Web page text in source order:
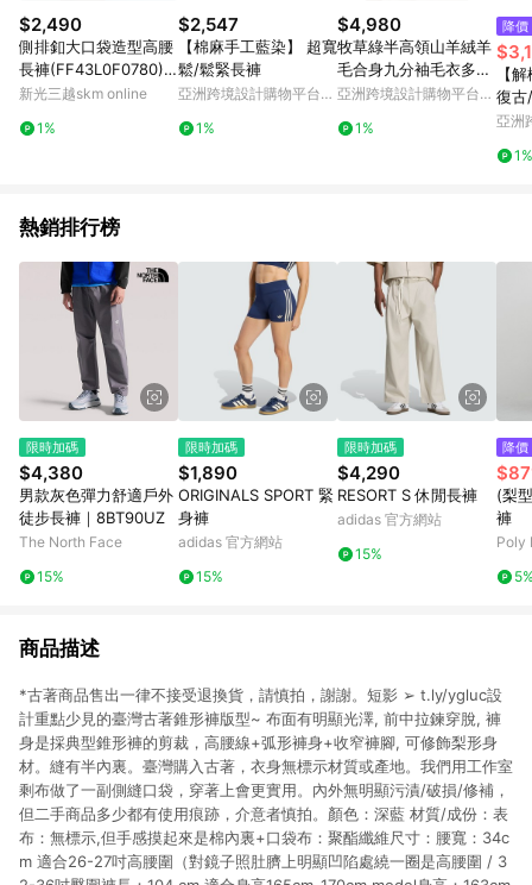
面，方享導購資格。
$2,490
側排釦大口袋造型高腰
長褲(FF43L0F0780) -
ehka sopo
新光三越skm online
1%
$2,547
【棉麻手工藍染】 超寬
鬆/鬆緊長褲
亞洲跨境設計購物平台
1%
$4,980
牧草綠半高領山羊絨羊
毛合身九分袖毛衣多色
訂做
亞洲跨境設計購物平台
1%
降價
【
復古
亞洲
1%
熱銷排行榜
限時加碼
$4,380
男款灰色彈力舒適戶外
徒步長褲｜8BT90UZ
The North Face
15%
限時加碼
$1,890
ORIGINALS SPORT 緊
身褲
adidas 官方網站
15%
限時加碼
$4,290
RESORT S 休閒長褲
adidas 官方網站
15%
降價
(梨
褲
Poly
商品描述
*古著商品售出一律不接受退換貨，請慎拍，謝謝。短影 ➢ t.ly/ygluc設
計重點少見的臺灣古著錐形褲版型~ 布面有明顯光澤, 前中拉鍊穿脫, 褲
身是採典型錐形褲的剪裁，高腰線+弧形褲身+收窄褲腳, 可修飾梨形身
材。縫有半內裏。臺灣購入古著，衣身無標示材質或產地。我們用工作室
剩布做了一副側縫口袋，穿著上會更實用。內外無明顯污漬/破損/修補，
但二手商品多少都有使用痕跡，介意者慎拍。顏色：深藍 材質/成份：表
布：無標示,但手感摸起來是棉內裏+口袋布：聚酯纖維尺寸：腰寬：34c
m 適合26-27吋高腰圍（對鏡子照肚臍上明顯凹陷處繞一圈是高腰圍 / 3